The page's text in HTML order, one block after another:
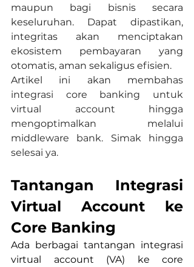
maupun bagi bisnis secara
keseluruhan. Dapat dipastikan,
integritas akan menciptakan
ekosistem pembayaran yang
otomatis, aman sekaligus efisien.
integrasi core banking untuk
virtual account hingga
mengoptimalkan melalui
middleware bank. Simak hingga
selesai ya.
Tantangan Integrasi
Virtual Account ke
Core Banking
Ada berbagai tantangan integrasi
virtual account (VA) ke core